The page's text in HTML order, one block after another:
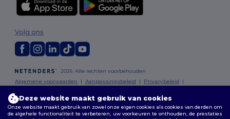
2026. Alle rechten voorbehouden
Algemene voorwaarden |Aanpassingsbeleid | Privacybeleid |
Volg ons
Bruxelles| Anvers | Mortsel |Malines | Lierre |Turnhout| Geel|
Deze website maakt gebruik van cookies
Onze website maakt gebruik van zowel onze eigen cookies als cookies van derden om
de algehele functionaliteit te verbeteren, uw voorkeuren te onthouden, de prestaties